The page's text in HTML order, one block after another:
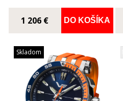
1 206 € DO KOŠÍKA
Skladom